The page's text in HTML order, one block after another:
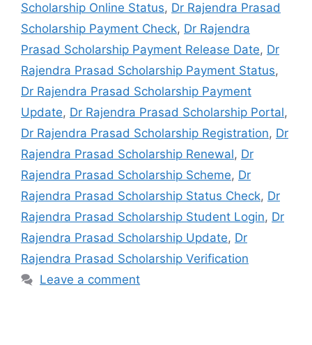
Scholarship Online Status, Dr Rajendra Prasad
Scholarship Payment Check, Dr Rajendra
Prasad Scholarship Payment Release Date, Dr
Rajendra Prasad Scholarship Payment Status,
Dr Rajendra Prasad Scholarship Payment
Update, Dr Rajendra Prasad Scholarship Portal,
Dr Rajendra Prasad Scholarship Registration, Dr
Rajendra Prasad Scholarship Renewal, Dr
Rajendra Prasad Scholarship Scheme, Dr
Rajendra Prasad Scholarship Status Check, Dr
Rajendra Prasad Scholarship Student Login, Dr
Rajendra Prasad Scholarship Update, Dr
Rajendra Prasad Scholarship Verification
Leave a comment